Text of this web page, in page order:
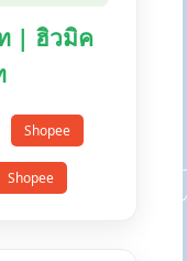
| ฮิวมิค
Shopee
Shopee